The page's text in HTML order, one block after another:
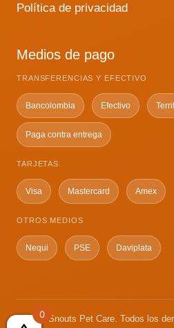
Política de privacidad
Medios de pago
TRANSFERENCIAS Y EFECTIVO
Bancolombia Efectivo
Paga contra entrega
TARJETAS
Visa Mastercard Amex
OTROS MEDIOS
Nequi PSE Daviplata
© 2026 Snouts Pet Care. Todos los
0